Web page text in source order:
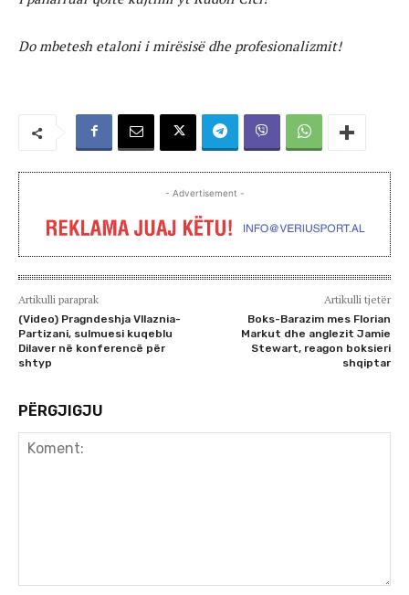
Do mbetesh etaloni i mirësisë dhe profesionalizmit!
- Advertisement -
Artikulli paraprak
(Video) Pragndeshja Vllaznia-
Partizani, sulmuesi kuqeblu
Dilaver në konferencë për
shtyp
Artikulli tjetër
Boks-Barazim mes Florian
Markut dhe anglezit Jamie
Stewart, reagon boksieri
shqiptar
PËRGJIGJU